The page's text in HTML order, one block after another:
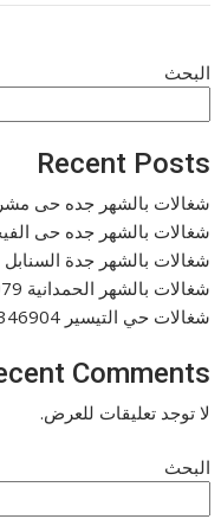
البحث
Recent Posts
شغالات بالشهر جده حى مشرفة
شغالات بالشهر جده حى الفيحاء
شغالات بالشهر جدة السنابل 0571400979
شغالات بالشهر الحمدانية 0571400979
شغالات حي التيسير 0562346904
Comments
لا توجد تعليقات للعرض.
البحث